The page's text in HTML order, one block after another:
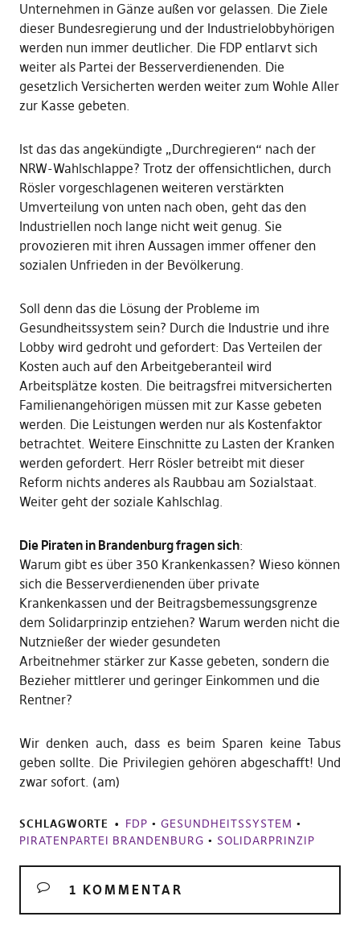
Unternehmen in Gänze außen vor gelassen. Die Ziele
dieser Bundesregierung und der Industrielobbyhörigen
werden nun immer deutlicher. Die FDP entlarvt sich
weiter als Partei der Besserverdienenden. Die
gesetzlich Versicherten werden weiter zum Wohle Aller
zur Kasse gebeten.
Ist das das angekündigte „Durchregieren“ nach der
NRW-Wahlschlappe? Trotz der offensichtlichen, durch
Rösler vorgeschlagenen weiteren verstärkten
Umverteilung von unten nach oben, geht das den
Industriellen noch lange nicht weit genug. Sie
provozieren mit ihren Aussagen immer offener den
sozialen Unfrieden in der Bevölkerung.
Soll denn das die Lösung der Probleme im
Gesundheitssystem sein? Durch die Industrie und ihre
Lobby wird gedroht und gefordert: Das Verteilen der
Kosten auch auf den Arbeitgeberanteil wird
Arbeitsplätze kosten. Die beitragsfrei mitversicherten
Familienangehörigen müssen mit zur Kasse gebeten
werden. Die Leistungen werden nur als Kostenfaktor
betrachtet. Weitere Einschnitte zu Lasten der Kranken
werden gefordert. Herr Rösler betreibt mit dieser
Reform nichts anderes als Raubbau am Sozialstaat.
Weiter geht der soziale Kahlschlag.
Die Piraten in Brandenburg fragen sich:
Warum gibt es über 350 Krankenkassen? Wieso können
sich die Besserverdienenden über private
Krankenkassen und der Beitragsbemessungsgrenze
dem Solidarprinzip entziehen? Warum werden nicht die
Nutznießer der wieder gesundeten
Arbeitnehmer stärker zur Kasse gebeten, sondern die
Bezieher mittlerer und geringer Einkommen und die
Rentner?
Wir denken auch, dass es beim Sparen keine Tabus
geben sollte. Die Privilegien gehören abgeschafft! Und
zwar sofort. (am)
SCHLAGWORTE FDP • GESUNDHEITSSYSTEM •
PIRATENPARTEI BRANDENBURG • SOLIDARPRINZIP
1 KOMMENTAR